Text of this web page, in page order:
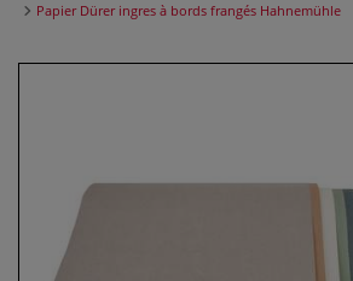
Papier Dürer ingres à bords frangés Hahnemühle